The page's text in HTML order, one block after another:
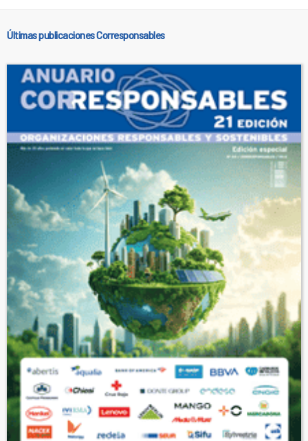
Últimas publicaciones Corresponsables